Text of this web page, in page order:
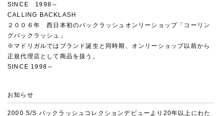
SINCE 1998～
CALLING BACKLASH
２００６年 西日本初のバックラッシュオンリーショップ「コーリン
グバックラッシュ」
※マドリガルではブランド誕生と同時期、オンリーショップ以前から
正規代理店として商品を扱う。
SINCE 1998～
お知らせ
2000 S/S バックラッシュコレクションデビューより20年以上にわた